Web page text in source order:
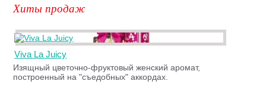
Хиты продаж
Viva La Juicy
Изящный цветочно-фруктовый женский аромат,
построенный на "съедобных" аккордах.